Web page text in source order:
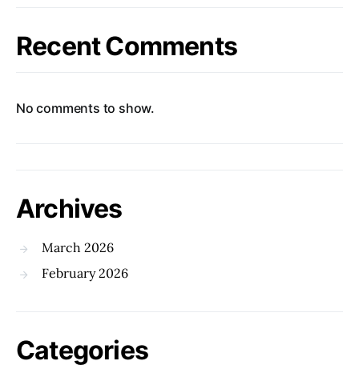
Recent Comments
No comments to show.
Archives
March 2026
February 2026
Categories